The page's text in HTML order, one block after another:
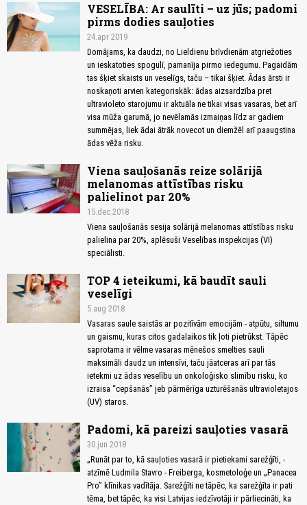
VESELĪBA: Ar saulīti – uz jūs; padomi
pirms dodies sauļoties
24.apr 2019
Domājams, ka daudzi, no Lieldienu brīvdienām atgriežoties
un ieskatoties spogulī, pamanīja pirmo iedegumu. Pagaidām
tas šķiet skaists un veselīgs, taču – tikai šķiet. Ādas ārsti ir
noskaņoti arvien kategoriskāk: ādas aizsardzība pret
ultravioleto starojumu ir aktuāla ne tikai visas vasaras, bet arī
visa mūža garumā, jo nevēlamās izmaiņas līdz ar gadiem
summējas, liek ādai ātrāk novecot un diemžēl arī paaugstina
ādas vēža risku.
Viena sauļošanās reize solārijā
melanomas attīstības risku
palielinot par 20%
15.dec 2018
Viena sauļošanās sesija solārijā melanomas attīstības risku
palielina par 20%, aplēsuši Veselības inspekcijas (VI)
speciālisti.
TOP 4 ieteikumi, kā baudīt sauli
veselīgi
5.aug 2018
Vasaras saule saistās ar pozitīvām emocijām - atpūtu, siltumu
un gaismu, kuras citos gadalaikos tik ļoti pietrūkst. Tāpēc
saprotama ir vēlme vasaras mēnešos smelties sauli
maksimāli daudz un intensīvi, taču jāatceras arī par tās
ietekmi uz ādas veselību un onkoloģisko slimību risku, ko
izraisa “cepšanās” jeb pārmērīga uzturēšanās ultravioletajos
(UV) staros.
Padomi, kā pareizi sauļoties vasarā
30.jun 2018
„Runāt par to, kā sauļoties vasarā ir pietiekami sarežģīti, -
atzīmē Ludmila Stavro - Freiberga, kosmetoloģe un „Panacea
Pro” klīnikas vadītāja. Sarežģīti ne tāpēc, ka sarežģīta ir pati
tēma, bet tāpēc, ka visi Latvijas iedzīvotāji ir pārliecināti, ka